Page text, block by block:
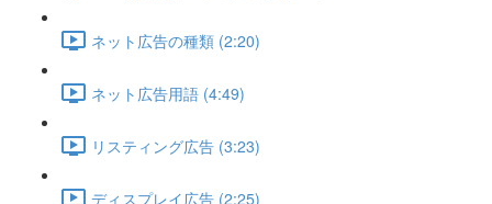
ネット広告の種類 (2:20)
ネット広告用語 (4:49)
リスティング広告 (3:23)
ディスプレイ広告 (2:25)